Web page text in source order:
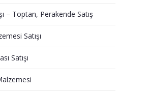
– Toptan, Perakende Satış
Satışı
Satışı